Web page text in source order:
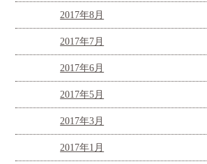
2017年8月
2017年7月
2017年6月
2017年5月
2017年3月
2017年1月